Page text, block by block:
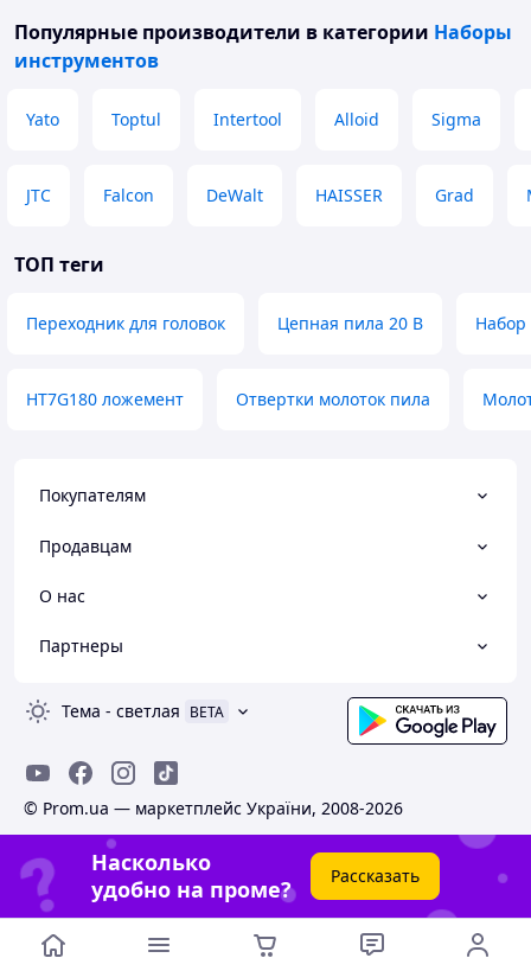
Популярные производители в категории Наборы
инструментов
Yato Toptul Intertool Alloid Sigma
JTC Falcon DeWalt HAISSER Grad
ТОП теги
Переходник для головок Цепная пила 20 В Набор
HT7G180 ложемент Отвертки молоток пила
Покупателям
Продавцам
О нас
Партнеры
Тема - светлая BETA
© Prom.ua — маркетплейс України, 2008-2026
Насколько
удобно на проме?
Рассказать